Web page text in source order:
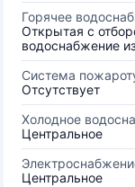
Горячее
Открытая с
водоснабжение
Система
Отсутствует
Холодное
Центральное
Центральное